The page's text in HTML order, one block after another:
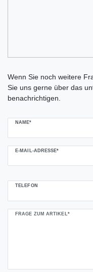
Wenn Sie noch weitere
Sie uns gerne über das
benachrichtigen.
NAME*
E-MAIL-ADRESSE*
TELEFON
FRAGE ZUM ARTIKEL*